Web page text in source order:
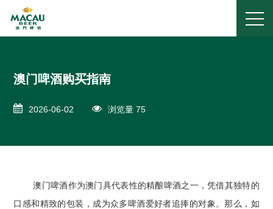
澳门啤酒购买指南
2026-06-02 浏览量 75
澳门啤酒作为澳门具代表性的精酿啤酒之一，凭借其独特的
口感和精致的包装，成为众多啤酒爱好者追捧的对象。那么，如